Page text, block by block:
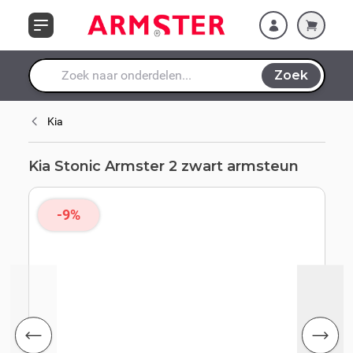
Waar ben je naar op zoek?
Zoek
Kia
Kia Stonic Armster 2 zwart armsteun
-9%